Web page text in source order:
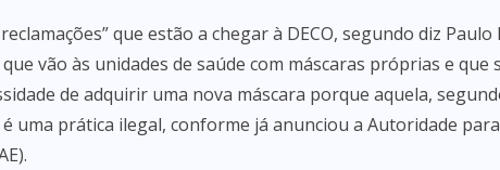
que estão a chegar à DECO, segundo diz Paulo
vão às unidades de saúde com máscaras próprias e que
de adquirir uma nova máscara porque aquela,
é uma prática ilegal, conforme já anunciou a Autoridade